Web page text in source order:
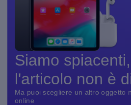
Siamo
l'articolo non è
Ma puoi scegliere un altro oggetto
online